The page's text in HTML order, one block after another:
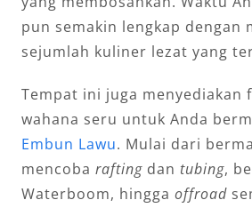
pun semakin lengkap dengan
sejumlah kuliner lezat yang
Tempat ini juga menyediakan
wahana seru untuk Anda
Embun Lawu. Mulai dari
mencoba rafting dan tubing,
Waterboom, hingga offroad